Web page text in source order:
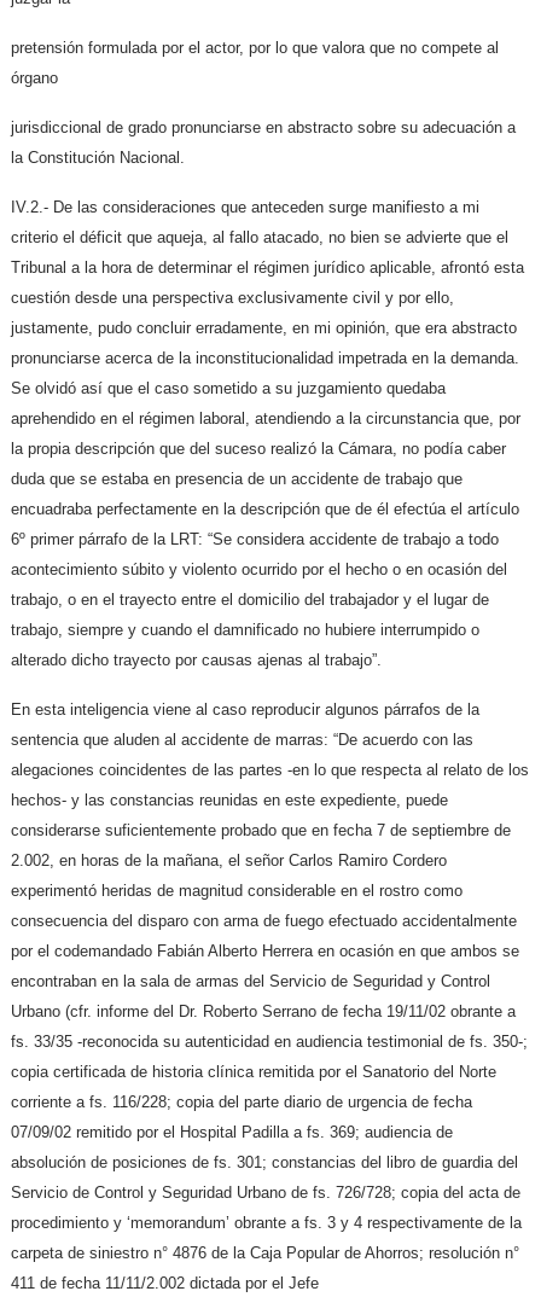
pretensión formulada por el actor, por lo que valora que no compete al
órgano
jurisdiccional de grado pronunciarse en abstracto sobre su adecuación a
la Constitución Nacional.
IV.2.- De las consideraciones que anteceden surge manifiesto a mi
criterio el déficit que aqueja, al fallo atacado, no bien se advierte que el
Tribunal a la hora de determinar el régimen jurídico aplicable, afrontó esta
cuestión desde una perspectiva exclusivamente civil y por ello,
justamente, pudo concluir erradamente, en mi opinión, que era abstracto
pronunciarse acerca de la inconstitucionalidad impetrada en la demanda.
Se olvidó así que el caso sometido a su juzgamiento quedaba
aprehendido en el régimen laboral, atendiendo a la circunstancia que, por
la propia descripción que del suceso realizó la Cámara, no podía caber
duda que se estaba en presencia de un accidente de trabajo que
encuadraba perfectamente en la descripción que de él efectúa el artículo
6º primer párrafo de la LRT: “Se considera accidente de trabajo a todo
acontecimiento súbito y violento ocurrido por el hecho o en ocasión del
trabajo, o en el trayecto entre el domicilio del trabajador y el lugar de
trabajo, siempre y cuando el damnificado no hubiere interrumpido o
alterado dicho trayecto por causas ajenas al trabajo”.
En esta inteligencia viene al caso reproducir algunos párrafos de la
sentencia que aluden al accidente de marras: “De acuerdo con las
alegaciones coincidentes de las partes -en lo que respecta al relato de los
hechos- y las constancias reunidas en este expediente, puede
considerarse suficientemente probado que en fecha 7 de septiembre de
2.002, en horas de la mañana, el señor Carlos Ramiro Cordero
experimentó heridas de magnitud considerable en el rostro como
consecuencia del disparo con arma de fuego efectuado accidentalmente
por el codemandado Fabián Alberto Herrera en ocasión en que ambos se
encontraban en la sala de armas del Servicio de Seguridad y Control
Urbano (cfr. informe del Dr. Roberto Serrano de fecha 19/11/02 obrante a
fs. 33/35 -reconocida su autenticidad en audiencia testimonial de fs. 350-;
copia certificada de historia clínica remitida por el Sanatorio del Norte
corriente a fs. 116/228; copia del parte diario de urgencia de fecha
07/09/02 remitido por el Hospital Padilla a fs. 369; audiencia de
absolución de posiciones de fs. 301; constancias del libro de guardia del
Servicio de Control y Seguridad Urbano de fs. 726/728; copia del acta de
procedimiento y ‘memorandum’ obrante a fs. 3 y 4 respectivamente de la
carpeta de siniestro n° 4876 de la Caja Popular de Ahorros; resolución n°
411 de fecha 11/11/2.002 dictada por el Jefe